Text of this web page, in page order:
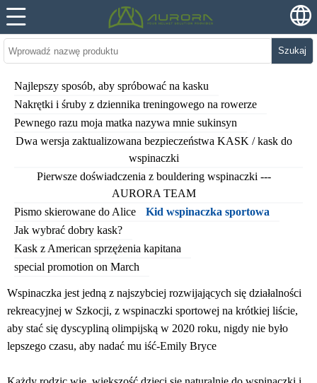
Szukaj
Najlepszy sposób, aby spróbować na kasku
Nakrętki i śruby z dziennika treningowego na rowerze
Pewnego razu moja matka nazywa mnie sukinsyn
Dwa wersja zaktualizowana bezpieczeństwa KASK / kask do
wspinaczki
Pierwsze doświadczenia z bouldering wspinaczki ---
AURORA TEAM
Pismo skierowane do Alice
Kid wspinaczka sportowa
Jak wybrać dobry kask?
Kask z American sprzężenia kapitana
special promotion on March
Wspinaczka jest jedną z najszybciej rozwijających się działalności
rekreacyjnej w Szkocji, z wspinaczki sportowej na krótkiej liście,
aby stać się dyscypliną olimpijską w 2020 roku, nigdy nie było
lepszego czasu, aby nadać mu iść-Emily Bryce